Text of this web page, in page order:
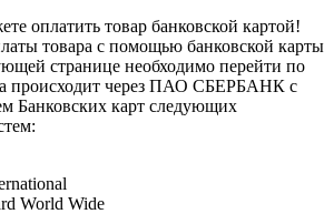
оплатить товар банковской картой!
товара с помощью банковской карты
странице необходимо перейти по
происходит через ПАО СБЕРБАНК с
Банковских карт следующих
World Wide